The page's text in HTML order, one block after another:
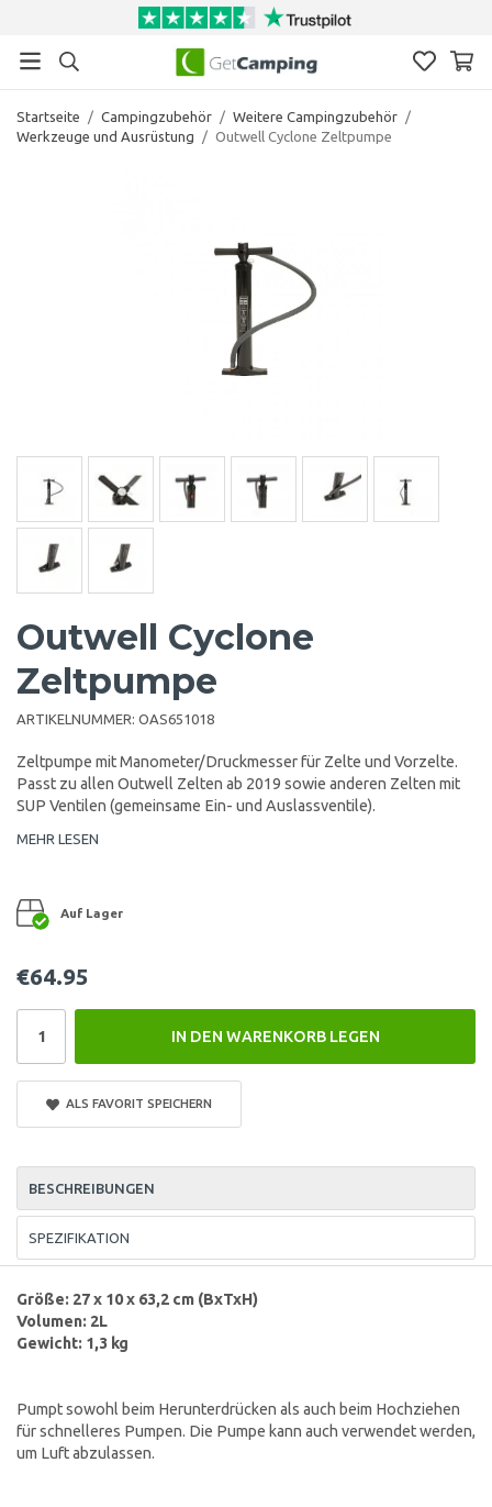
Startseite / Campingzubehör / Weitere Campingzubehör /
Werkzeuge und Ausrüstung
/ Outwell Cyclone Zeltpumpe
Outwell Cyclone
Zeltpumpe
ARTIKELNUMMER: OAS651018
Zeltpumpe mit Manometer/Druckmesser für Zelte und Vorzelte.
Passt zu allen Outwell Zelten ab 2019 sowie anderen Zelten mit
SUP Ventilen (gemeinsame Ein- und Auslassventile).
MEHR LESEN
Auf Lager
€64.95
IN DEN WARENKORB LEGEN
ALS FAVORIT SPEICHERN
BESCHREIBUNGEN
SPEZIFIKATION
Größe: 27 x 10 x 63,2 cm (BxTxH)
Volumen: 2L
Gewicht: 1,3 kg
Pumpt sowohl beim Herunterdrücken als auch beim Hochziehen
für schnelleres Pumpen. Die Pumpe kann auch verwendet werden,
um Luft abzulassen.